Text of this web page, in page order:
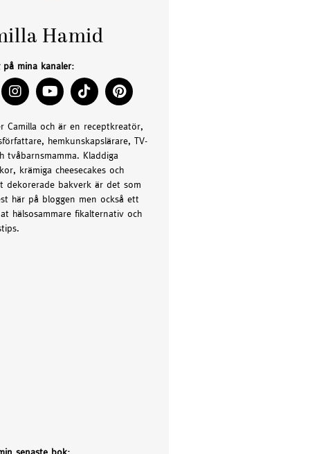
Hamid
på mina kanaler:
Camilla och är en receptkreatör,
hemkunskapslärare, TV-
tvåbarnsmamma. Kladdiga
krämiga cheesecakes och
dekorerade bakverk är det som
här på bloggen men också ett
hälsosammare fikalternativ och
senaste bok: